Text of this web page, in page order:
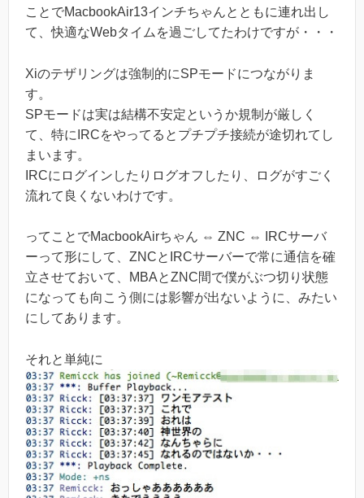
ことでMacbookAir13インチちゃんとともに連れ出し
て、快適なWebタイムを過ごしてたわけですが・・・
Xiのテザリングは強制的にSPモードにつながりま
す。
SPモードは実は結構不安定というか規制が厳しく
て、特にIRCをやってるとプチプチ接続が途切れてし
まいます。
IRCにログインしたりログオフしたり、ログがすごく
流れて良くないわけです。
ってことでMacbookAirちゃん ⇔ ZNC ⇔ IRCサーバ
ーって形にして、ZNCとIRCサーバーで常に通信を確
立させておいて、MBAとZNC間で僕がぶつ切り状態
になっても向こう側には影響が出ないように、みたい
にしてあります。
それと単純に